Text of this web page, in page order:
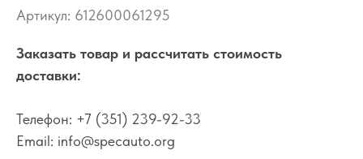
Артикул: 612600061295
Заказать товар и рассчитать стоимость
доставки:
Телефон: +7 (351) 239-92-33
Email: info@specauto.org